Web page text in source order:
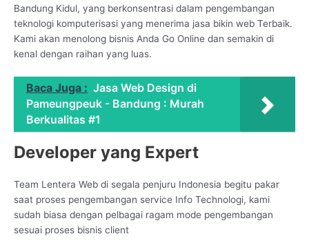
Bandung Kidul, yang berkonsentrasi dalam pengembangan
teknologi komputerisasi yang menerima jasa bikin web Terbaik.
Kami akan menolong bisnis Anda Go Online dan semakin di
kenal dengan raihan yang luas.
Baca Juga : Jasa Web Design di
Pameungpeuk - Bandung : Murah
Berkualitas #1
Developer yang Expert
Team Lentera Web di segala penjuru Indonesia begitu pakar
saat proses pengembangan service Info Technologi, kami
sudah biasa dengan pelbagai ragam mode pengembangan
sesuai proses bisnis client